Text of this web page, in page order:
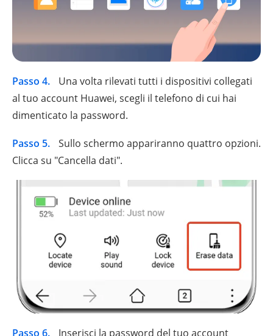
Passo 4.
Una volta rilevati tutti i dispositivi collegati
al tuo account Huawei, scegli il telefono di cui hai
dimenticato la password.
Passo 5.
Sullo schermo appariranno quattro opzioni.
Clicca su "Cancella dati".
Passo 6. Inserisci la password del tuo account